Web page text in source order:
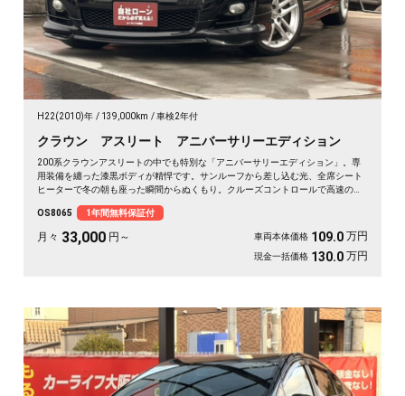
H22(2010)年 139,000km 車検2年付
クラウン アスリート アニバーサリーエディション
200系クラウンアスリートの中でも特別な「アニバーサリーエディション」。専
用装備を纏った漆黒ボディが精悍です。サンルーフから差し込む光、全席シート
ヒーターで冬の朝も座った瞬間からぬくもり。クルーズコントロールで高速の長
台。走りと快適が揃った特別仕様を、日々の相棒に🚗✨💎👑😎《1年保証付》
OS8065 1年間無料保証付
月々 33,000 円～ 車両本体価格 109.0 万円
現金一括価格 130.0 万円